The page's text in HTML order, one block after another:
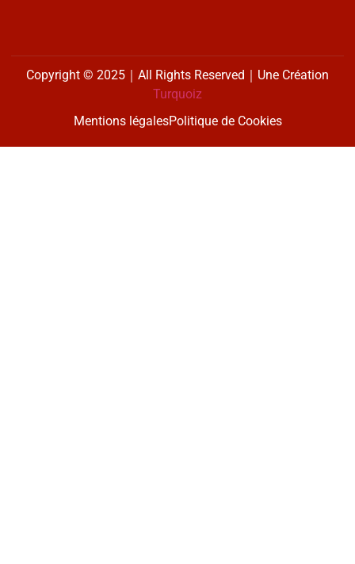
Copyright © 2025｜All Rights Reserved｜Une Création
Turquoiz
Mentions légalesPolitique de Cookies